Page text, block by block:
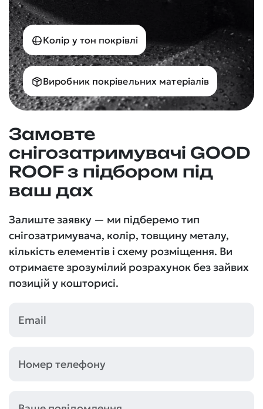
Колір у тон покрівлі
Виробник покрівельних матеріалів
Замовте
снігозатримувачі GOOD
ROOF з підбором під
ваш дах
Залиште заявку — ми підберемо тип
снігозатримувача, колір, товщину металу,
кількість елементів і схему розміщення. Ви
отримаєте зрозумілий розрахунок без зайвих
позицій у кошторисі.